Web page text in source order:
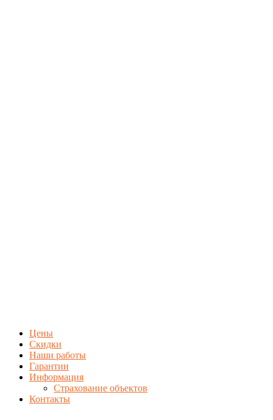
Цены
Скидки
Наши работы
Гарантии
Информация
Страхование объектов
Контакты